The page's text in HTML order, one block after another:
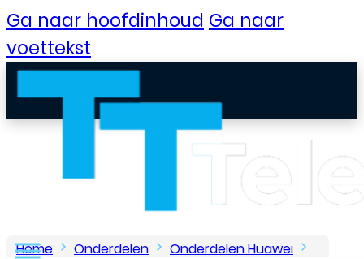
Ga naar hoofdinhoud Ga naar
voettekst
Home Onderdelen
Onderdelen Huawei